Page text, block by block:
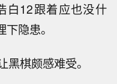
白12跟着应也没什
隐患。
棋颇感难受。